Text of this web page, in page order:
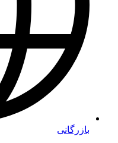
بازرگانی